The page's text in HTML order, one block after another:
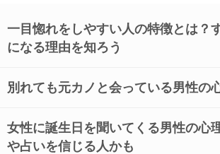
一目惚れをしやすい人の特徴とは？
になる理由を知ろう
別れても元カノと会っている男性の
女性に誕生日を聞いてくる男性の心
や占いを信じる人かも